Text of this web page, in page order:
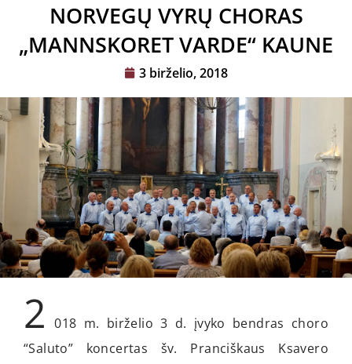
NORVEGŲ VYRŲ CHORAS
„MANNSKORET VARDE“ KAUNE
3 birželio, 2018
2
018 m. birželio 3 d. įvyko bendras choro
“Saluto” koncertas šv. Pranciškaus Ksavero